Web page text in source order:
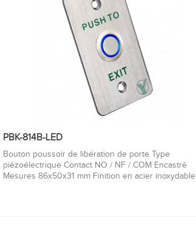
PBK-814B-LED
Bouton poussoir de libération de porte Type
piézoélectrique Contact NO / NF / COM Encastré
Mesures 86x50x31 mm Finition en acier inoxydable